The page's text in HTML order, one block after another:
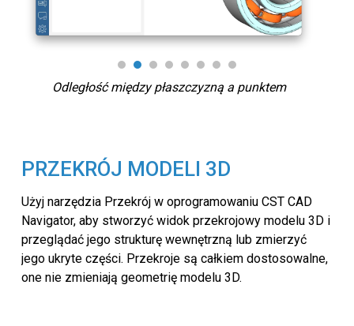
Odległość między płaszczyzną a punktem
PRZEKRÓJ MODELI 3D
Użyj narzędzia Przekrój w oprogramowaniu CST CAD
Navigator, aby stworzyć widok przekrojowy modelu 3D i
przeglądać jego strukturę wewnętrzną lub zmierzyć
jego ukryte części. Przekroje są całkiem dostosowalne,
one nie zmieniają geometrię modelu 3D.